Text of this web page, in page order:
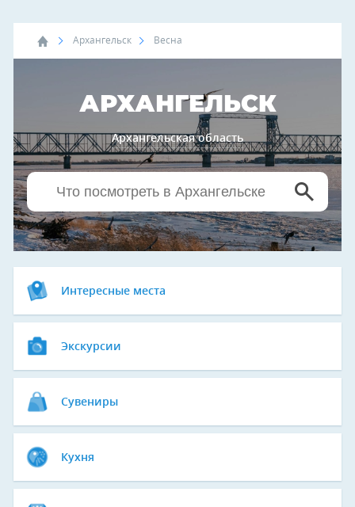
Архангельск Весна
АРХАНГЕЛЬСК
Архангельская область
Интересные места
Экскурсии
Сувениры
Кухня